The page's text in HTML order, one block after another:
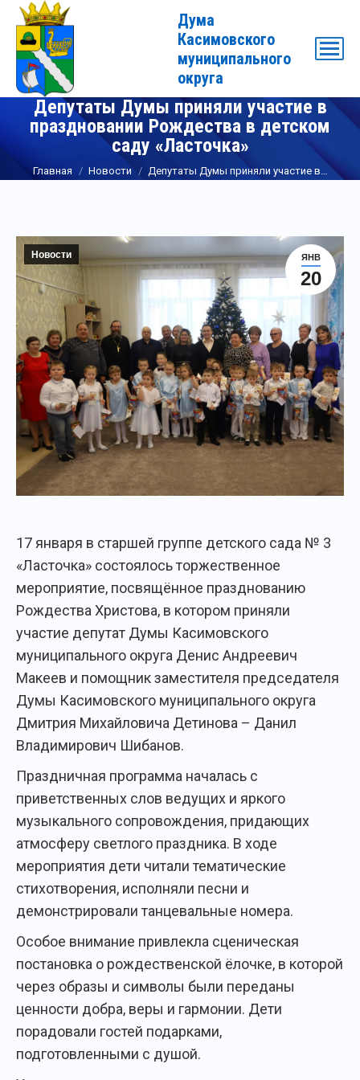
Дума
Касимовского
муниципального
округа
Депутаты Думы приняли участие в
праздновании Рождества в детском
саду «Ласточка»
Вы здесь:
Главная Новости Депутаты Думы приняли участие в…
ЯНВ
20
Новости
17 января в старшей группе детского сада № 3
«Ласточка» состоялось торжественное
мероприятие, посвящённое празднованию
Рождества Христова, в котором приняли
участие депутат Думы Касимовского
муниципального округа Денис Андреевич
Макеев и помощник заместителя председателя
Думы Касимовского муниципального округа
Дмитрия Михайловича Детинова – Данил
Владимирович Шибанов.
Праздничная программа началась с
приветственных слов ведущих и яркого
музыкального сопровождения, придающих
атмосферу светлого праздника. В ходе
мероприятия дети читали тематические
стихотворения, исполняли песни и
демонстрировали танцевальные номера.
Особое внимание привлекла сценическая
постановка о рождественской ёлочке, в которой
через образы и символы были переданы
ценности добра, веры и гармонии. Дети
порадовали гостей подарками,
подготовленными с душой.